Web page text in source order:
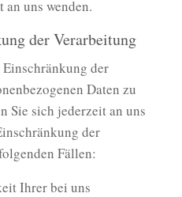
uns wenden.
der Verarbeitung
Einschränkung der
Daten zu
Sie sich jederzeit an uns
der
Fällen:
Ihrer bei uns